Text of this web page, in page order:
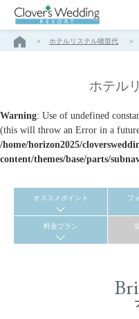
ホテルリステル猪苗代
ホテル
Warning: Use of undefined
(this will throw an Error in a
/home/horizon2025/
content/themes/base/parts/
オススメポイント フ
料金プラン